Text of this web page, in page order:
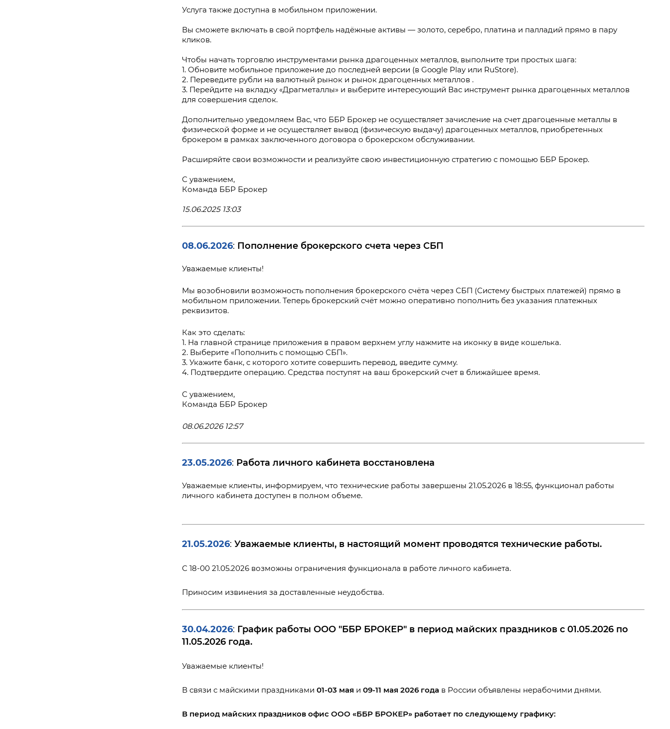
Услуга также доступна в мобильном приложении.
Вы сможете включать в свой портфель надёжные активы — золото, серебро, платина и палладий прямо в пару
кликов.
Чтобы начать торговлю инструментами рынка драгоценных металлов, выполните три простых шага:
1. Обновите мобильное приложение до последней версии (в Google Play или RuStore).
2. Переведите рубли на валютный рынок и рынок драгоценных металлов .
3. Перейдите на вкладку «Драгметаллы» и выберите интересующий Вас инструмент рынка драгоценных металлов
для совершения сделок.
Дополнительно уведомляем Вас, что ББР Брокер не осуществляет зачисление на счет драгоценные металлы в
физической форме и не осуществляет вывод (физическую выдачу) драгоценных металлов, приобретенных
брокером в рамках заключенного договора о брокерском обслуживании.
Расширяйте свои возможности и реализуйте свою инвестиционную стратегию с помощью ББР Брокер.
С уважением,
Команда ББР Брокер
15.06.2025 13:03
08.06.2026: Пополнение брокерского счета через СБП
Уважаемые клиенты!
Мы возобновили возможность пополнения брокерского счёта через СБП (Систему быстрых платежей) прямо в
мобильном приложении. Теперь брокерский счёт можно оперативно пополнить без указания платежных
реквизитов.
Как это сделать:
1. На главной странице приложения в правом верхнем углу нажмите на иконку в виде кошелька.
2. Выберите «Пополнить с помощью СБП».
3. Укажите банк, с которого хотите совершить перевод, введите сумму.
4. Подтвердите операцию. Средства поступят на ваш брокерский счет в ближайшее время.
С уважением,
Команда ББР Брокер
08.06.2026 12:57
23.05.2026: Работа личного кабинета восстановлена
Уважаемые клиенты, информируем, что технические работы завершены 21.05.2026 в 18:55, функционал работы
личного кабинета доступен в полном объеме.
21.05.2026: Уважаемые клиенты, в настоящий момент проводятся технические работы.
С 18-00 21.05.2026 возможны ограничения функционала в работе личного кабинета.
Приносим извинения за доставленные неудобства.
30.04.2026: График работы ООО "ББР БРОКЕР" в период майских праздников с 01.05.2026 по
11.05.2026 года.
Уважаемые клиенты!
В связи с майскими праздниками 01-03 мая и 09-11 мая 2026 года в России объявлены нерабочими днями.
В период майских праздников офис ООО «ББР БРОКЕР» работает по следующему графику: